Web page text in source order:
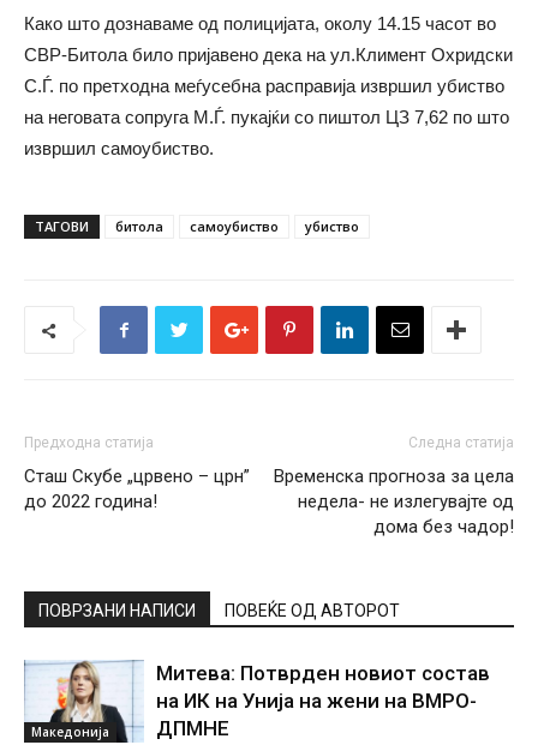
Како што дознаваме од полицијата, околу 14.15 часот во
СВР-Битола било пријавено дека на ул.Климент Охридски
С.Ѓ. по претходна меѓусебна расправија извршил убиство
на неговата сопруга М.Ѓ. пукајќи со пиштол ЦЗ 7,62 по што
извршил самоубиство.
ТАГОВИ битола самоубиство убиство
Предходна статија
Сташ Скубе „црвено – црн”
до 2022 година!
Следна статија
Временска прогноза за цела
недела- не излегувајте од
дома без чадор!
ПОВРЗАНИ НАПИСИ ПОВЕЌЕ ОД АВТОРОТ
Македонија
Митева: Потврден новиот состав
на ИК на Унија на жени на ВМРО-
ДПМНЕ